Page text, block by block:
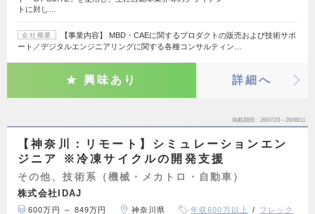
トに対し…
会社概要
【事業内容】 MBD・CAEに関するプロダクトの販売および技術サポ
ート／デジタルエンジニアリングに関する各種コンサルティン…
興味あり 詳細へ
掲載期間 26/07/23～26/08/11
【神奈川：リモート】シミュレーションエン
ジニア ※冷凍サイクルの開発支援
その他、技術系（機械・メカトロ・自動車）
株式会社IDAJ
600万円 ～ 849万円 神奈川県 年収600万以上
フレック